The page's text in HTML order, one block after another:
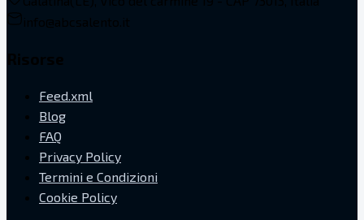
Feed.xml
Blog
FAQ
Privacy Policy
Termini e Condizioni
Cookie Policy